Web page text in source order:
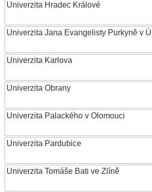
Univerzita Hradec Králové
Univerzita Jana Evangelisty Purkyně v
Univerzita Karlova
Univerzita Obrany
Univerzita Palackého v Olomouci
Univerzita Pardubice
Univerzita Tomáše Bati ve Zlíně